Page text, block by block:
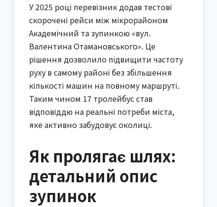
У 2025 році перевізник додав тестові
скорочені рейси між мікрорайоном
Академічний та зупинкою «вул.
Валентина Отамановського». Це
рішення дозволило підвищити частоту
руху в самому районі без збільшення
кількості машин на повному маршруті.
Таким чином 17 тролейбус став
відповіддю на реальні потреби міста,
яке активно забудовує околиці.
Як пролягає шлях:
детальний опис
зупинок